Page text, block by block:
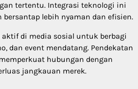
tertentu. Integrasi teknologi ini
lebih nyaman dan efisien.
di media sosial untuk berbagi
dan event mendatang. Pendekatan
hubungan dengan
jangkauan merek.